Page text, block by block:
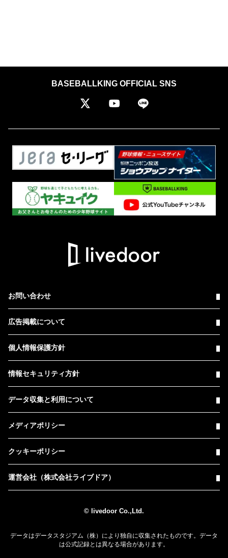
BASEBALLKING OFFICIAL SNS
お問い合わせ
広告掲載について
個人情報保護方針
情報セキュリティ方針
データ収集と利用について
メディアポリシー
クッキーポリシー
運営会社（株式会社ライブドア）
© livedoor Co.,Ltd.
データはデータスタジアム（株）により独自に収集されたものです。データ
は公式記録とは異なる場合があります。